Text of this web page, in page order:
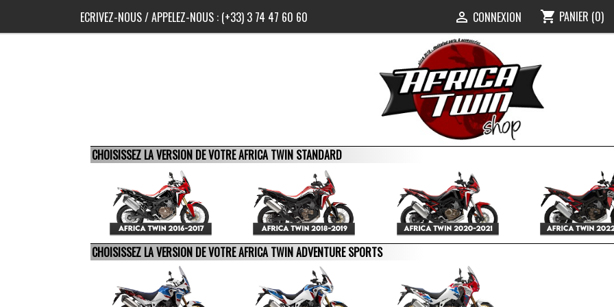
ECRIVEZ-NOUS/ APPELEZ-NOUS : (+33) 3 74 47 60 60  CONNEXION shopping_cart PANIER (0)
CHOISISSEZ LA VERSION DE VOTRE AFRICA TWIN STANDARD
CHOISISSEZ LA VERSION DE VOTRE AFRICA TWIN ADVENTURE SPORTS